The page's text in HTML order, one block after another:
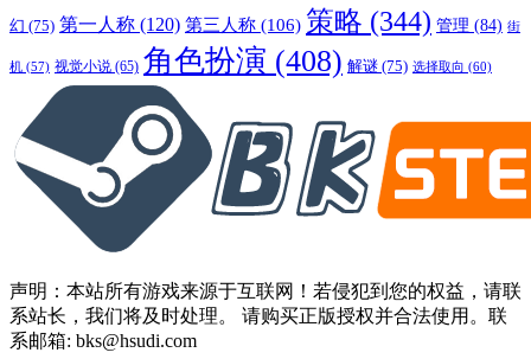
幻 (75) 第一人称 (120) 第三人称 (106) 策略 (344) 管理 (84) 街
机 (57) 视觉小说 (65) 角色扮演 (408) 解谜 (75) 选择取向 (60)
声明：本站所有游戏来源于互联网！若侵犯到您的权益，请联
系站长，我们将及时处理。 请购买正版授权并合法使用。联
系邮箱: bks@hsudi.com